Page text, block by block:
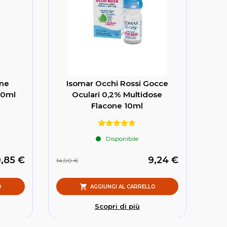
€
Isomar Occhi Rossi Gocce
Oculari 0,2% Multidose
Flacone 10ml
Disponibile
9,24 €
14,90 €
AGGIUNGI AL CARRELLO
Scopri di più